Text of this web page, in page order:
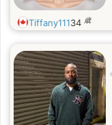
Tiffany11134 歳